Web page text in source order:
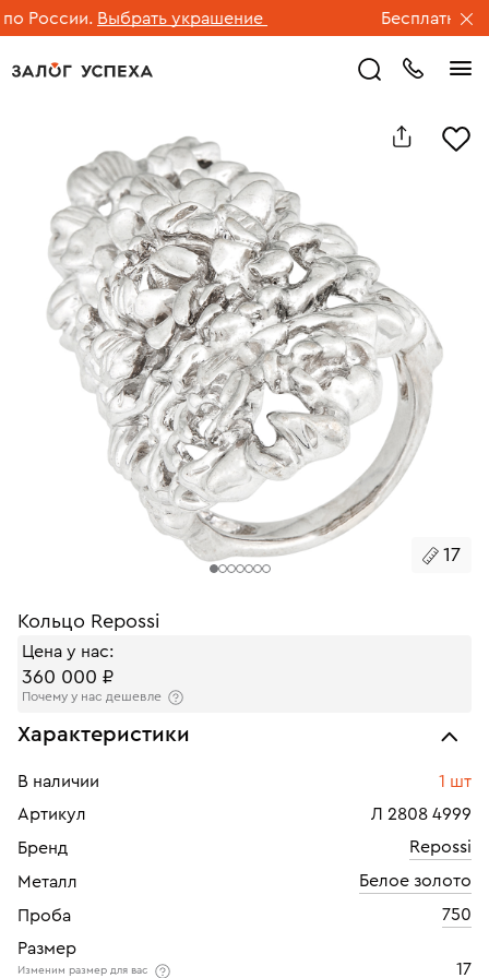
России. Выбрать украшение Бесплатная
17
Кольцо Repossi
Цена у нас:
360 000 ₽
Почему у нас дешевле
Характеристики
В наличии
1 шт
Артикул
Л 2808 4999
Бренд
Repossi
Металл
Белое золото
Проба
750
Размер
Изменим размер для вас
17